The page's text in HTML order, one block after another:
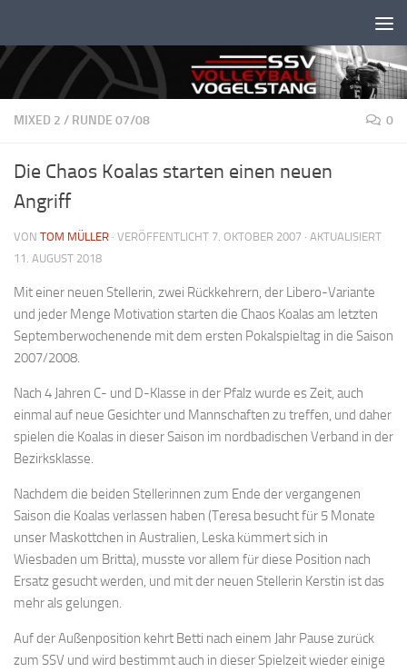
MIXED 2 / RUNDE 07/08 0
Die Chaos Koalas starten einen neuen
Angriff
VON TOM MÜLLER · VERÖFFENTLICHT 7. OKTOBER 2007 · AKTUALISIERT
11. AUGUST 2018
Mit einer neuen Stellerin, zwei Rückkehrern, der Libero-Variante
und jeder Menge Motivation starten die Chaos Koalas am letzten
Septemberwochenende mit dem ersten Pokalspieltag in die Saison
2007/2008.
Nach 4 Jahren C- und D-Klasse in der Pfalz wurde es Zeit, auch
einmal auf neue Gesichter und Mannschaften zu treffen, und daher
spielen die Koalas in dieser Saison im nordbadischen Verband in der
Bezirksklasse.
Nachdem die beiden Stellerinnen zum Ende der vergangenen
Saison die Koalas verlassen haben (Teresa besucht für 5 Monate
unser Maskottchen in Australien, Leska kümmert sich in
Wiesbaden um Britta), musste vor allem für diese Position nach
Ersatz gesucht werden, und mit der neuen Stellerin Kerstin ist das
mehr als gelungen.
Auf der Außenposition kehrt Betti nach einem Jahr Pause zurück
zum SSV und wird bestimmt auch in dieser Spielzeit wieder einige